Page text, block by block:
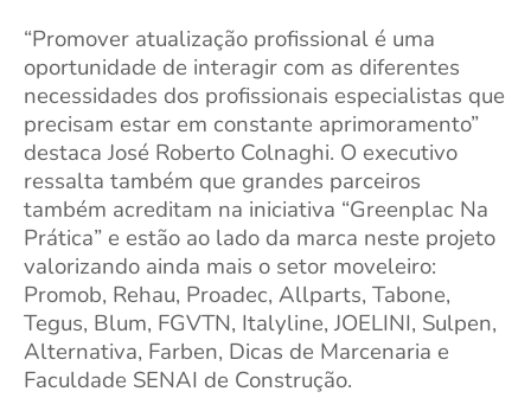
“Promover atualização profissional é uma
oportunidade de interagir com as diferentes
necessidades dos profissionais especialistas que
precisam estar em constante aprimoramento”
destaca José Roberto Colnaghi. O executivo
ressalta também que grandes parceiros
também acreditam na iniciativa “Greenplac Na
Prática” e estão ao lado da marca neste projeto
valorizando ainda mais o setor moveleiro:
Promob, Rehau, Proadec, Allparts, Tabone,
Tegus, Blum, FGVTN, Italyline, JOELINI, Sulpen,
Alternativa, Farben, Dicas de Marcenaria e
Faculdade SENAI de Construção.